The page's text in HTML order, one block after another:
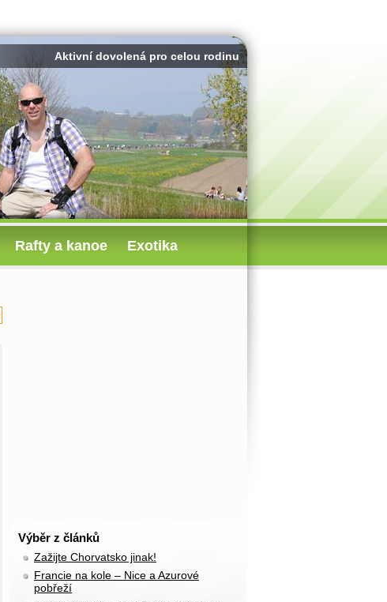
Aktivní dovolená pro celou rodinu
Rafty a kanoe Exotika
Výběr z článků
Zažijte Chorvatsko jinak!
Francie na kole – Nice a Azurové
pobřeží